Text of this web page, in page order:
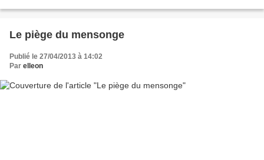
Le piège du mensonge
Publié le 27/04/2013 à 14:02
Par elleon